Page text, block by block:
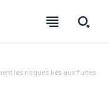
les risques liés aux fuites